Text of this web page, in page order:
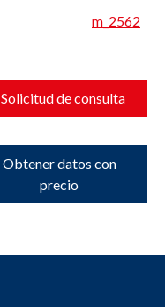
m_2562
Solicitud de consulta
Obtener datos con
precio